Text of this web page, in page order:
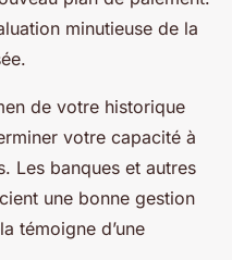
minutieuse de la
de votre historique
votre capacité à
Les banques et autres
une bonne gestion
témoigne d’une